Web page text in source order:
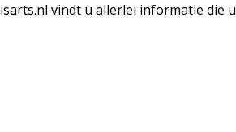
vindt u allerlei informatie die u